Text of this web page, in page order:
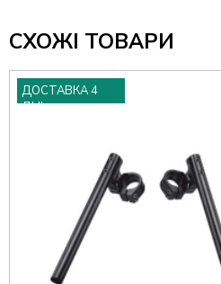
СХОЖІ ТОВАРИ
ДОСТАВКА 4
ДНІ